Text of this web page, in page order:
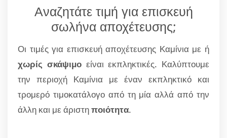
Αναζητάτε τιμή για επισκευή
σωλήνα αποχέτευσης;
Οι τιμές για επισκευή αποχέτευσης Καμίνια με ή
χωρίς σκάψιμοείναι εκπληκτικές. Καλύπτουμε
την περιοχή Καμίνια με έναν εκπληκτικό και
τρομερό τιμοκατάλογο από τη μία αλλά από την
άλλη και με άριστηποιότητα.